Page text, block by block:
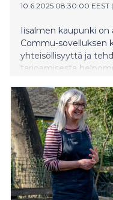
10.6.2025 08:30:00 EEST |
Iisalmen kaupunki
Commu-sovelluksen
yhteisöllisyyttä ja
tarjoamisesta
muutamalla napin
esimerkiksi kysyä
askareisiin tai